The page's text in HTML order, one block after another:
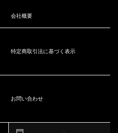
会社概要
特定商取引法に基づく表示
お問い合わせ